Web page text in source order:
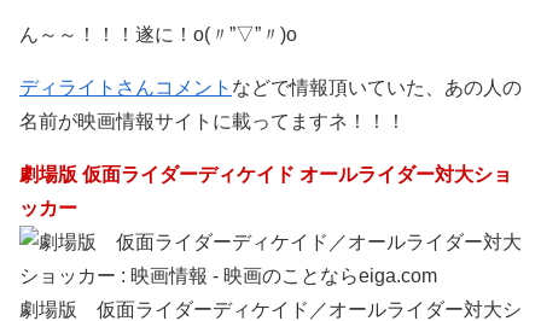
ん～～！！！遂に！o(〃”▽”〃)o
ディライトさんコメント などで情報頂いていた、あの人の
名前が映画情報サイトに載ってますネ！！！
劇場版 仮面ライダーディケイド オールライダー対大ショ
ッカー
劇場版 仮面ライダーディケイド／オールライダー対大シ